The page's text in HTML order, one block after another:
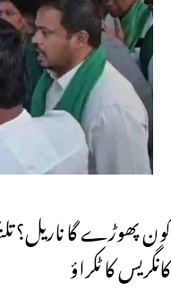
کون پھوڑے گا ناریل؟
کانگریس کا ٹکراؤ